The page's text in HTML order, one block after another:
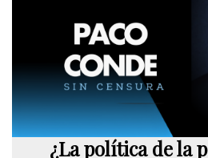
¿La política de la